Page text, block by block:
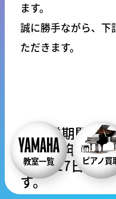
教室一覧 ピアノ買
ます。
誠に勝手ながら、下
ただきます。
■休業期間
2025年8月12
8月17日(日)
す。